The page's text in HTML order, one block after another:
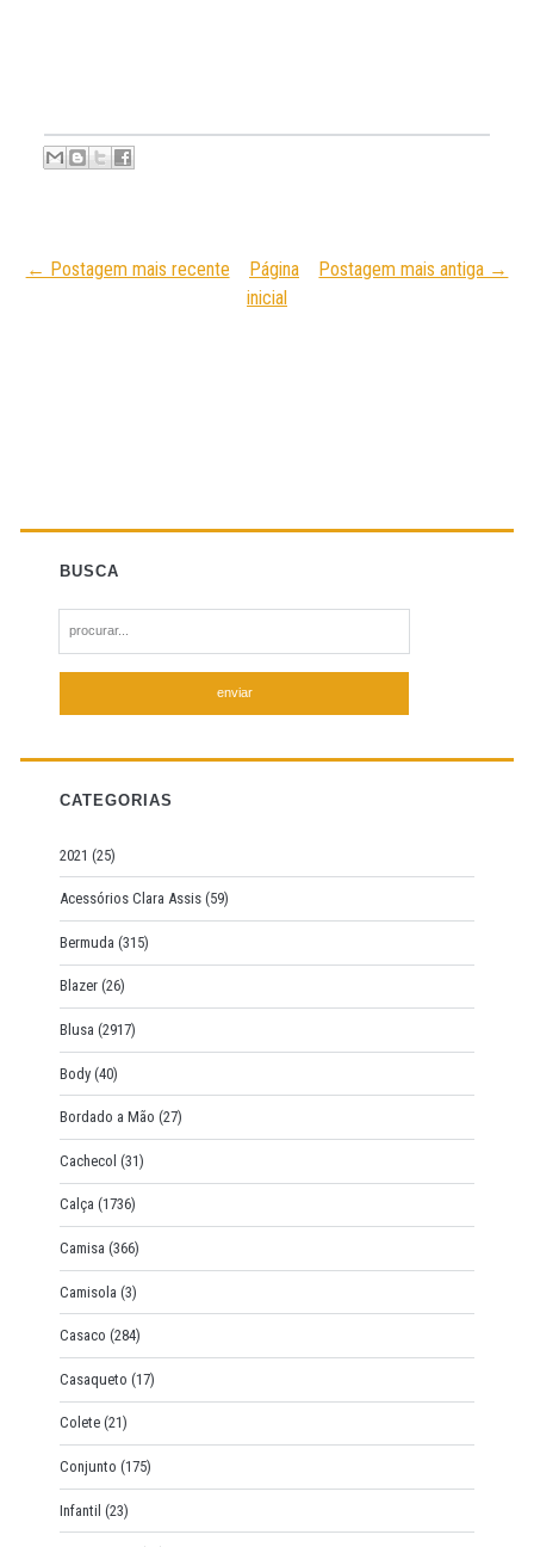
← Postagem mais recente Postagem mais antiga →
Página
inicial
BUSCA
e
h
f
r
:
CATEGORIAS
2021 (25)
Acessórios Clara Assis (59)
Bermuda (315)
Blazer (26)
Blusa (2917)
Body (40)
Bordado a Mão (27)
Cachecol (31)
Calça (1736)
Camisa (366)
Camisola (3)
Casaco (284)
Casaqueto (17)
Colete (21)
Conjunto (175)
Infantil (23)